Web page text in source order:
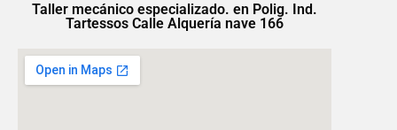
Taller mecánico especializado. en Polig. Ind.
Tartessos Calle Alquería nave 166